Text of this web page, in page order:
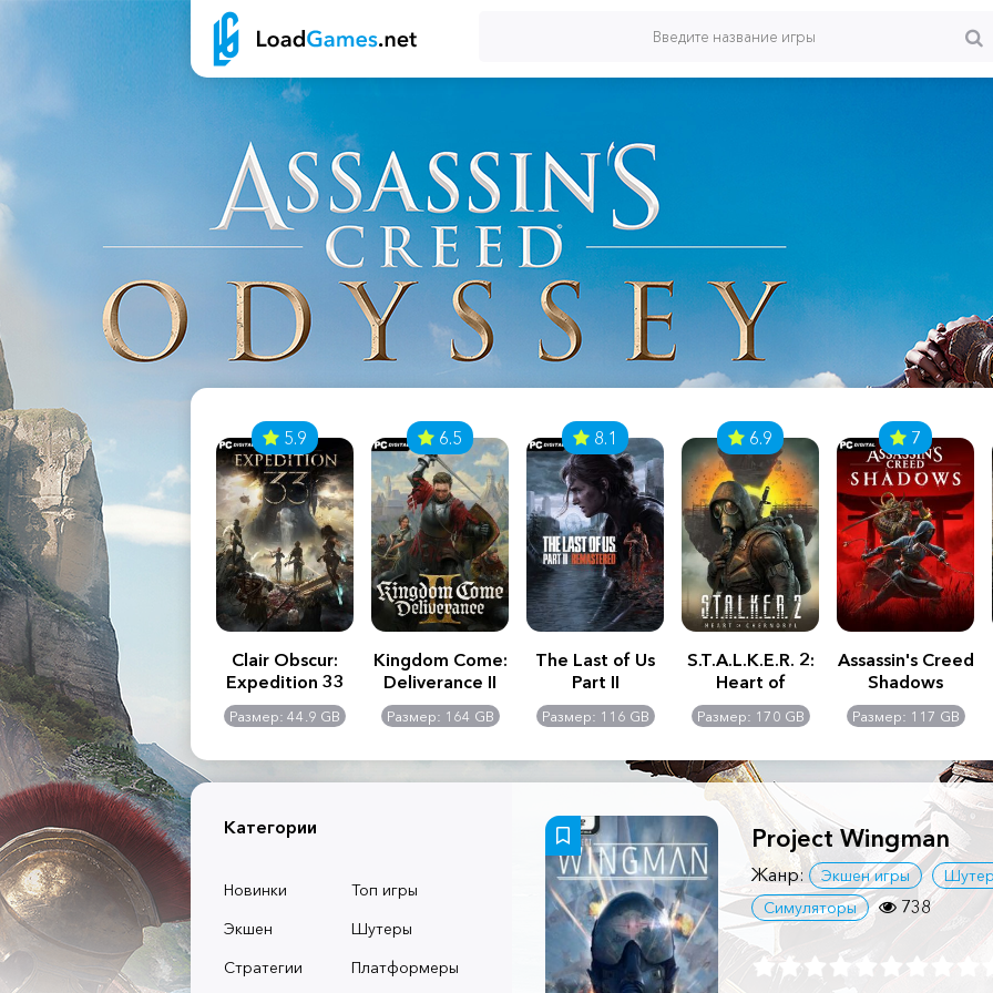
2:
-
GB
Assassin's Creed
Shadows
Размер: 117 GB
5.9
Clair Obscur:
Expedition 33
Размер: 44.9 GB
6.5
Kingdom Come:
Deliverance II
Размер: 164 GB
8.1
The Last of Us
Part II
Remastered
Размер: 116 GB
6.9
S.T.A.L.K.E.R. 2:
Heart of
Chernobyl -
Ultimate Edition
Размер: 170 GB
7
Assassin's Creed
Shadows
Размер: 117 GB
Категории
Новинки
Топ игры
Экшен
Шутеры
Стратегии
Платформеры
Project Wingman
Жанр: Экшен игры
Симуляторы
738